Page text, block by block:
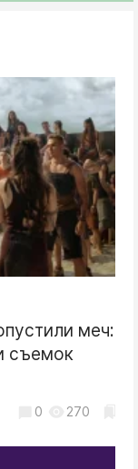
меч:
съемок
0 270